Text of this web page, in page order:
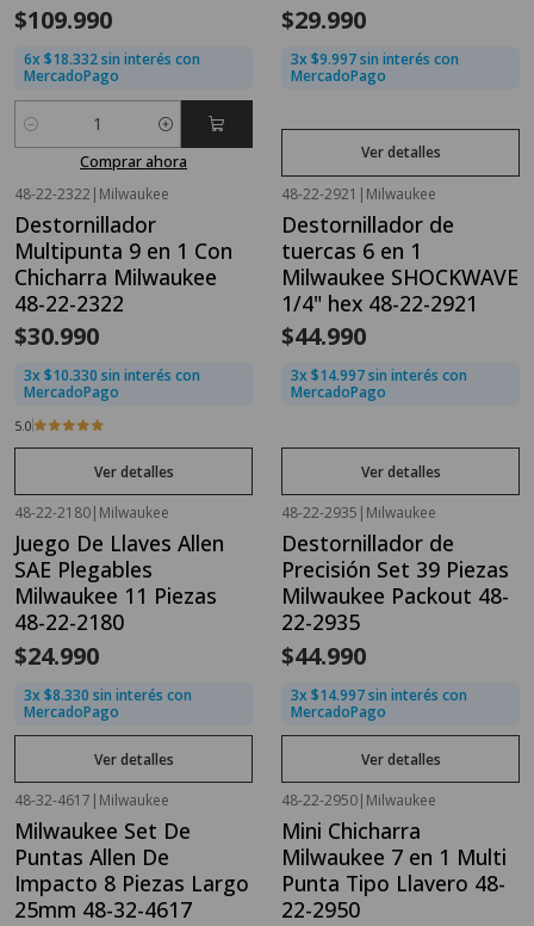
$109.990
6x $18.332 sin interés con
MercadoPago
Cantidad
Comprar ahora
$29.990
3x $9.997 sin interés con
MercadoPago
Ver detalles
Agotado
48-22-2322 | Milwaukee
Destornillador
Multipunta 9 en 1 Con
Chicharra Milwaukee
48-22-2322
$30.990
3x $10.330 sin interés con
MercadoPago
5.0
Ver detalles
Agotado
48-22-2921 | Milwaukee
Destornillador de
tuercas 6 en 1
Milwaukee SHOCKWAVE
1/4" hex 48-22-2921
$44.990
3x $14.997 sin interés con
MercadoPago
Ver detalles
Agotado
48-22-2180| Milwaukee
Juego De Llaves Allen
SAE Plegables
Milwaukee 11 Piezas
48-22-2180
$24.990
3x $8.330 sin interés con
MercadoPago
Ver detalles
Agotado
48-22-2935 | Milwaukee
Destornillador de
Precisión Set 39 Piezas
Milwaukee Packout 48-
22-2935
$44.990
3x $14.997 sin interés con
MercadoPago
Ver detalles
Agotado
48-32-4617 | Milwaukee
Milwaukee Set De
Puntas Allen De
Impacto 8 Piezas Largo
25mm 48-32-4617
Agotado
48-22-2950| Milwaukee
Mini Chicharra
Milwaukee 7 en 1 Multi
Punta Tipo Llavero 48-
22-2950